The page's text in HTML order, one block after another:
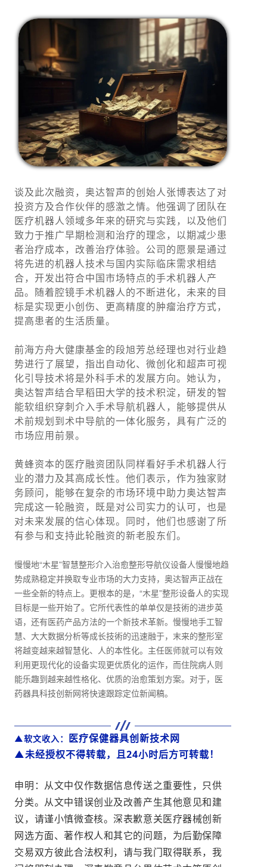
谈及此次融资，奥达智声的创始人张博表达了对
投资方及合作伙伴的感激之情。他强调了团队在
医疗机器人领域多年来的研究与实践，以及他们
致力于推广早期检测和治疗的理念，以期减少患
者治疗成本，改善治疗体验。公司的愿景是通过
将先进的机器人技术与国内实际临床需求相结
合，开发出符合中国市场特点的手术机器人产
品。随着腔镜手术机器人的不断进化，未来的目
标是实现更小创伤、更高精度的肿瘤治疗方式，
提高患者的生活质量。
前海方舟大健康基金的段旭芳总经理也对行业趋
势进行了展望，指出自动化、微创化和超声可视
化引导技术将是外科手术的发展方向。她认为，
奥达智声结合早稻田大学的技术积淀，研发的智
能软组织穿刺介入手术导航机器人，能够提供从
术前规划到术中导航的一体化服务，具有广泛的
市场应用前景。
黄蜂资本的医疗融资团队同样看好手术机器人行
业的潜力及其高成长性。他们表示，作为独家财
务顾问，能够在复杂的市场环境中助力奥达智声
完成这一轮融资，既是对公司实力的认可，也是
对未来发展的信心体现。同时，他们也感谢了所
有参与和支持此轮融资的新老股东们。
慢慢地“木星”智慧整形介入治愈整形导航仪设备人慢慢地趋
势成熟稳定并换取专业市场的大力支持，奥达智声正战在
一些全新的特点上。更根本的是，“木星”整形设备人的实现
目标是一些开始了。它所代表性的单单仅是技術的进步英
语，还有医药产品方法的一个新技术革新。慢慢地手工智
慧、大大数据分析等成长技術的迅速融于，末来的整形室
将越变越来越智慧化、人的本性化。主任医师就可以有效
利用更现代化的设备实现更优质化的运作，而住院病人则
能乐趣到越来越性格化、优质的治愈策划方案。对于，医
药器具科技创新网将快速跟踪定位新闻稿。
▲软文收入： 医疗保健器具创新技术网
▲未经授权不得转载，且24小时后方可转载！
申明：从文中仅作数据信息传送之重要性，只供
分类。从文中错误创业及改善产生其他意见和建
议，请谨小慎微查核。深表歉意关医疗器械创新
网选方面、著作权人和其它的问题，为后勤保障
交易双方彼此合法权利，请与我门取得联系，我